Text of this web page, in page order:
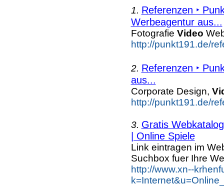
1. Referenzen ‣
Werbeagentur aus...
Fotografie Video
http://punkt191.de/
2. Referenzen ‣
aus...
Corporate Design,
http://punkt191.de/
3. Gratis
| Online Spiele
Link eintragen im
Suchbox fuer Ihre
http://www.xn--